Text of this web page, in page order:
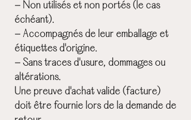
- Non utilisés et non portés (le cas
échéant).
- Accompagnés de leur emballage et
étiquettes d'origine.
- Sans traces d'usure, dommages ou
altérations.
Une preuve d'achat valide (facture)
doit être fournie lors de la demande de